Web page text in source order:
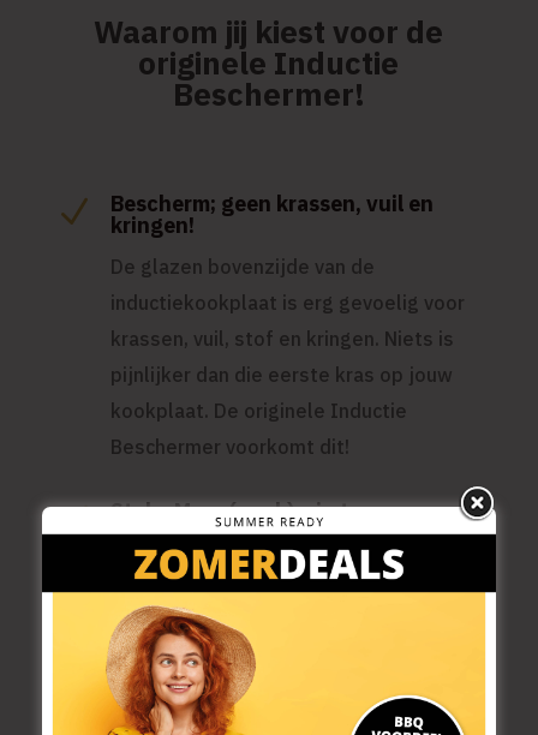
Waarom jij kiest voor de
originele Inductie
Beschermer!
N Bescherm; geen krassen, vuil en
kringen!
De glazen bovenzijde van de
inductiekookplaat is erg gevoelig voor
krassen, vuil, stof en kringen. Niets is
pijnlijker dan die eerste kras op jouw
kookplaat. De originele Inductie
Beschermer voorkomt dit!
N Style; Meer (werk)ruimte
Doordat je kunt kiezen uit vele prints,
verfraai jij je (woon)keuken! Wat past er
mooi in je interieur? Een bloemenprint,
dieren, een oude meester of prachtige
schotse hooglander? Of kies jij liever je